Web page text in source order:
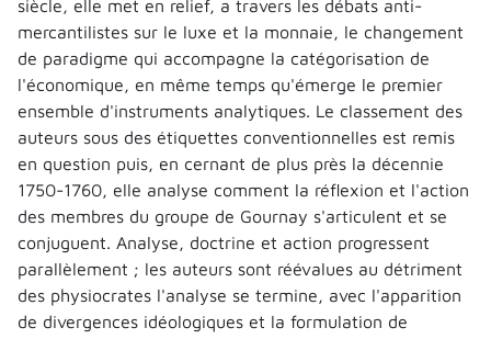
siècle, elle met en relief, a travers les débats anti-
mercantilistes sur le luxe et la monnaie, le changement
de paradigme qui accompagne la catégorisation de
l'économique, en même temps qu'émerge le premier
ensemble d'instruments analytiques. Le classement des
auteurs sous des étiquettes conventionnelles est remis
en question puis, en cernant de plus près la décennie
1750-1760, elle analyse comment la réflexion et l'action
des membres du groupe de Gournay s'articulent et se
conjuguent. Analyse, doctrine et action progressent
parallèlement ; les auteurs sont réévalues au détriment
des physiocrates l'analyse se termine, avec l'apparition
de divergences idéologiques et la formulation de